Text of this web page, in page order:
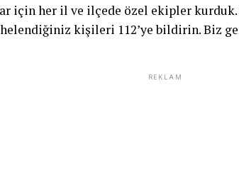
için her il ve ilçede özel ekipler kurduk.
kişileri 112’ye bildirin. Biz
REKLAM